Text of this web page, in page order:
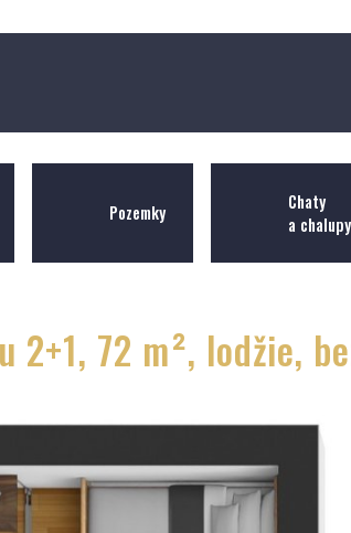
Pozemky
Chaty
a chalupy
2+1, 72 m², lodžie,